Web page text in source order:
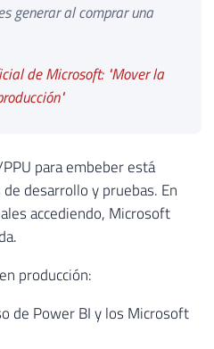
generar al comprar una
de Microsoft: "Mover la
para embeber está
desarrollo y pruebas. En
accediendo, Microsoft
producción:
de Power BI y los Microsoft